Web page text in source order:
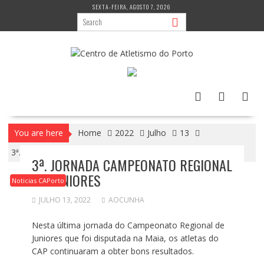
content
SEXTA-FEIRA, AGOSTO 7, 2026
You are here Home 2022 Julho
13
3ª. Jornada Campeonato Regional de Juniores
Noticias CAPorto
3ª. JORNADA CAMPEONATO REGIONAL
DE JUNIORES
JULHO 13, 2022 AOCUNHA
Nesta última jornada do Campeonato Regional de
Juniores que foi disputada na Maia, os atletas do
CAP continuaram a obter bons resultados.